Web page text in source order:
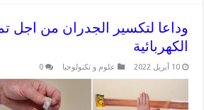
وداعا لتكسير الجدران من اجل
الكهربائية
10 أبريل 2022 علوم و تكنولوجيا 0